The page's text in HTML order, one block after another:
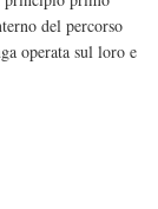
del percorso
operata sul loro e